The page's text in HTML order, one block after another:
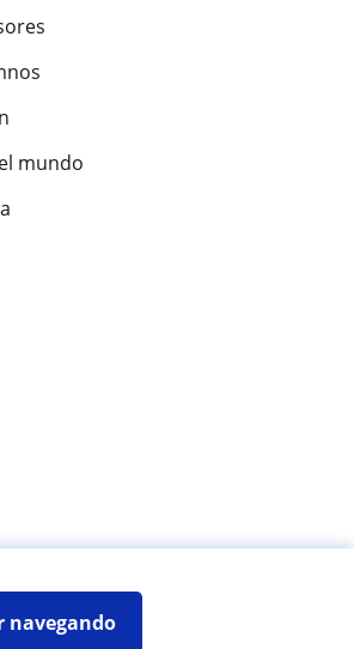
navegando
mundo
Profesores particulares